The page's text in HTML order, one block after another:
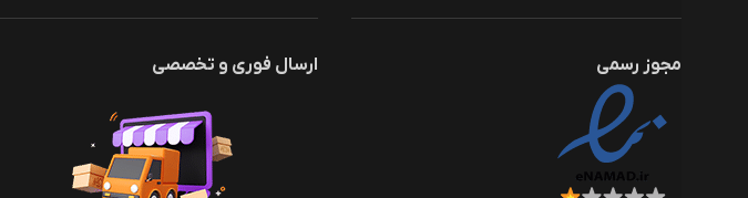
مجوز رسمی ارسال فوری و تخصصی